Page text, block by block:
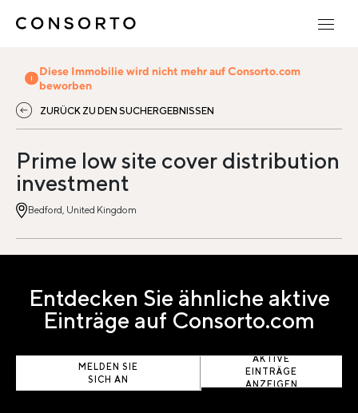
Diese Immobilie wird nicht mehr auf Consorto.com
beworben
ZURÜCK ZU DEN SUCHERGEBNISSEN
Prime low site cover distribution
investment
Bedford, United Kingdom
Entdecken Sie ähnliche aktive
Einträge auf Consorto.com
MELDEN SIE
SICH AN
AKTIVE
EINTRÄGE
ANZEIGEN